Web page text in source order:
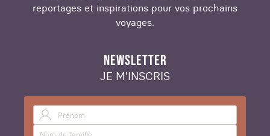
reportages et inspirations pour vos prochains
voyages.
NEWSLETTER
JE M'INSCRIS